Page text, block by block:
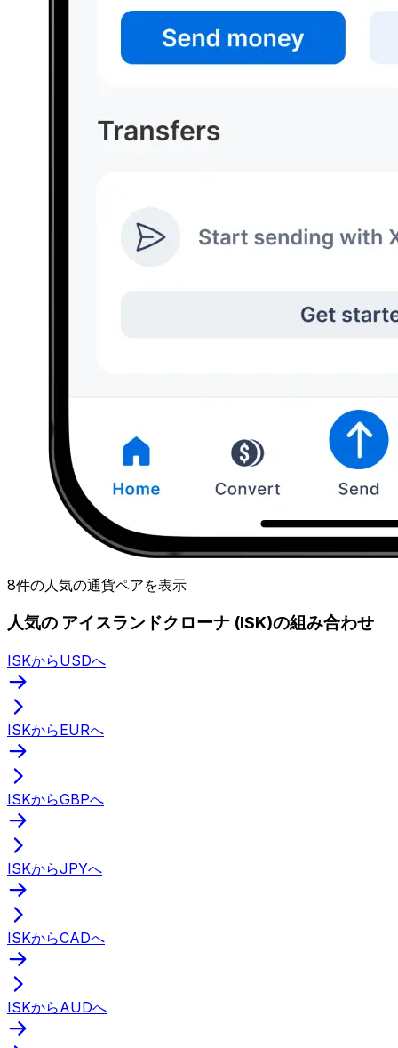
8件の人気の通貨ペアを表示
人気の アイスランドクローナ (ISK)の組み合わせ
ISKからUSDへ
ISKからEURへ
ISKからGBPへ
ISKからJPYへ
ISKからCADへ
ISKからAUDへ